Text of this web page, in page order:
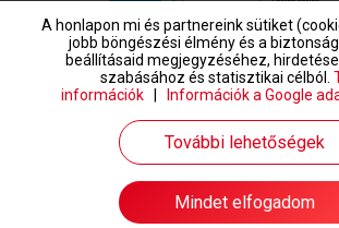
www.randivonal.hu © Copyright 1999-2026 Dating
A honlapon mi és partnereink sütiket
jobb böngészési élmény és a
beállításaid megjegyzéséhez,
szabásához és statisztikai célból.
információk
Információk a Google
További lehetőségek
Mindet elfogadom